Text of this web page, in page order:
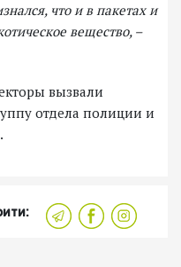
что и в пакетах и
вещество, –
вызвали
отдела полиции и